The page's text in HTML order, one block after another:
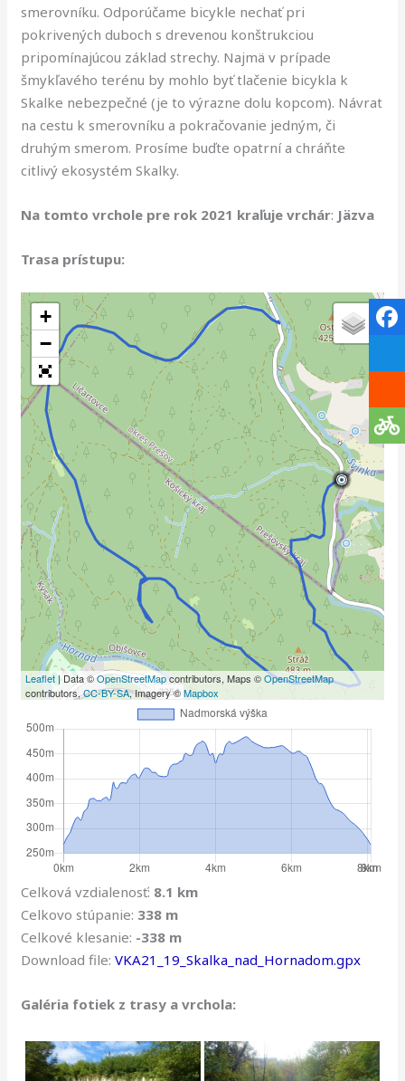
smerovníku. Odporúčame bicykle nechať pri
pokrivených duboch s drevenou konštrukciou
pripomínajúcou základ strechy. Najmä v prípade
šmykľavého terénu by mohlo byť tlačenie bicykla k
Skalke nebezpečné (je to výrazne dolu kopcom). Návrat
na cestu k smerovníku a pokračovanie jedným, či
druhým smerom. Prosíme buďte opatrní a chráňte
citlivý ekosystém Skalky.
Na tomto vrchole pre rok 2021 kraľuje vrchár: Jäzva
Trasa prístupu:
+
−
Leaflet| Data ©OpenStreetMapcontributors, Maps ©OpenStreetMap
contributors,CC-BY-SA, Imagery ©Mapbox
Celková vzdialenosť: 8.1 km
Celkovo stúpanie: 338 m
Celkové klesanie: -338 m
Download file:VKA21_19_Skalka_nad_Hornadom.gpx
Galéria fotiek z trasy a vrchola: